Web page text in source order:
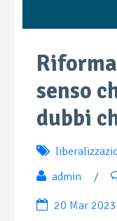
senso
dubbi
admin
/
20 Mar 2023